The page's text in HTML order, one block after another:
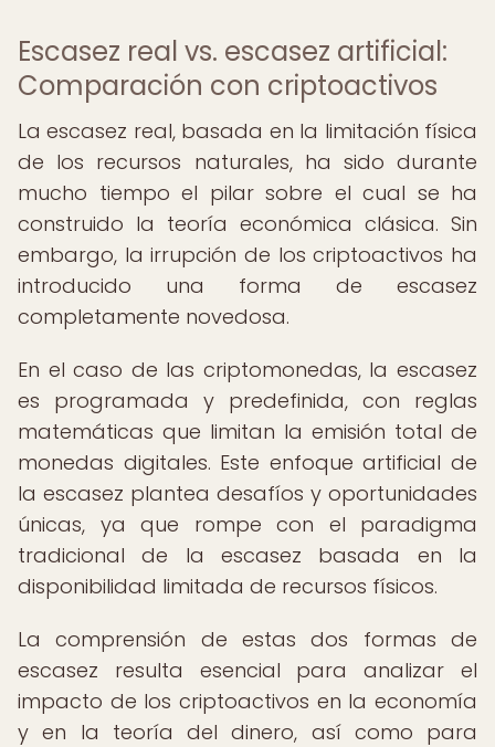
Escasez real vs. escasez artificial:
Comparación con criptoactivos
La escasez real, basada en la limitación física
de los recursos naturales, ha sido durante
mucho tiempo el pilar sobre el cual se ha
construido la teoría económica clásica. Sin
embargo, la irrupción de los criptoactivos ha
introducido una forma de escasez
completamente novedosa.
En el caso de las criptomonedas, la escasez
es programada y predefinida, con reglas
matemáticas que limitan la emisión total de
monedas digitales. Este enfoque artificial de
la escasez plantea desafíos y oportunidades
únicas, ya que rompe con el paradigma
tradicional de la escasez basada en la
disponibilidad limitada de recursos físicos.
La comprensión de estas dos formas de
escasez resulta esencial para analizar el
impacto de los criptoactivos en la economía
y en la teoría del dinero, así como para